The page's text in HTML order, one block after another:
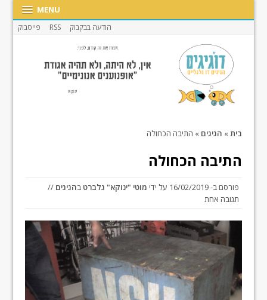
MENU
הודעה בבקבוק RSS פייסבוק
בית» הגיגים » התיבה הכחולה
התיבה הכחולה
פורסם ב-16/02/2019 על ידי מוטי "ינוקא" גלברט בהגיגים //
תגובה אחת